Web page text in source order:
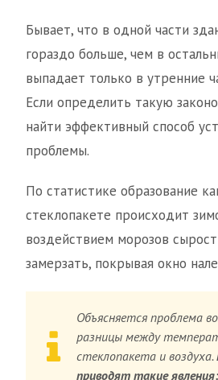
Бывает, что в одной части
гораздо больше, чем в
выпадает только в утренние
Если определить такую
найти эффективный способ
проблемы.
По статистике образование
стеклопакете происходит
воздействием морозов
замерзать, покрывая окно
Объясняется проблема
разницы между
стеклопакета и воздуха.
приводят такие явления: